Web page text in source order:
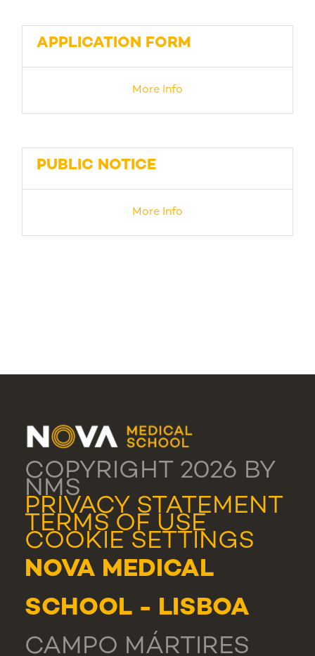
APPLICATION FORM
More Info
PUBLIC NOTICE
More Info
COPYRIGHT 2026 BY
NMS
PRIVACY STATEMENT
TERMS OF USE
COOKIE SETTINGS
NOVA MEDICAL
SCHOOL - LISBOA
CAMPO MÁRTIRES